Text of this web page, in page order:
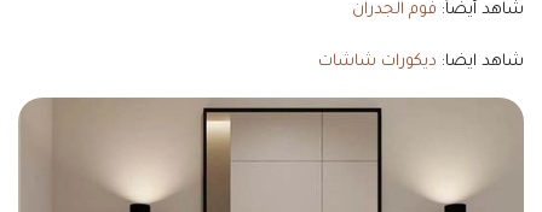
شاهد أيضاً: فوم الجدران
شاهد ايضا: ديكورات شاشات